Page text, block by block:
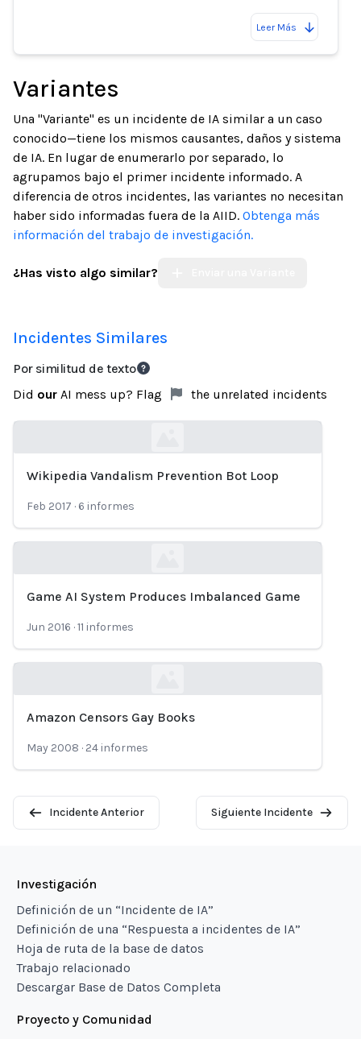
Leer Más
Variantes
Una "Variante" es un incidente de IA similar a un caso
conocido—tiene los mismos causantes, daños y sistema
de IA. En lugar de enumerarlo por separado, lo
agrupamos bajo el primer incidente informado. A
diferencia de otros incidentes, las variantes no necesitan
haber sido informadas fuera de la AIID. Obtenga más
información del trabajo de investigación.
¿Has visto algo similar?
Incidentes Similares
Por similitud de texto
Did our AI mess up? Flag the unrelated incidents
Loading...
Wikipedia Vandalism Prevention Bot Loop
Feb 2017 · 6 informes
Game AI System Produces Imbalanced Game
Jun 2016 ·11 informes
Amazon Censors Gay Books
May 2008 · 24 informes
Incidente Anterior Siguiente Incidente
Investigación
Definición de un “Incidente de IA”
Definición de una “Respuesta a incidentes de IA”
Hoja de ruta de la base de datos
Trabajo relacionado
Descargar Base de Datos Completa
Proyecto y Comunidad